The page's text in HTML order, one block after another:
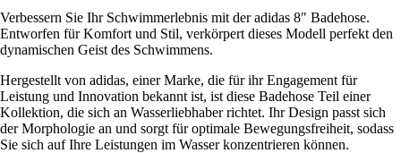
Verbessern Sie Ihr Schwimmerlebnis mit der adidas 8" Badehose.
Entworfen für Komfort und Stil, verkörpert dieses Modell perfekt den
dynamischen Geist des Schwimmens.
Hergestellt von adidas, einer Marke, die für ihr Engagement für
Leistung und Innovation bekannt ist, ist diese Badehose Teil einer
Kollektion, die sich an Wasserliebhaber richtet. Ihr Design passt sich
der Morphologie an und sorgt für optimale Bewegungsfreiheit, sodass
Sie sich auf Ihre Leistungen im Wasser konzentrieren können.